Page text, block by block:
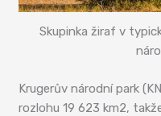
Skupinka žiraf v
Krugerův národní park
rozlohu 19 623 km2,